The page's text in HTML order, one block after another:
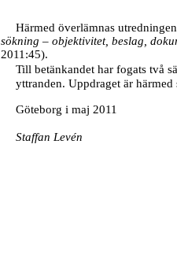
Härmed överlämnas
sökning – objektivitet, beslag,
2011:45).
Till betänkandet har fogats två
yttranden. Uppdraget är härmed
Göteborg i maj 2011
Staffan Levén